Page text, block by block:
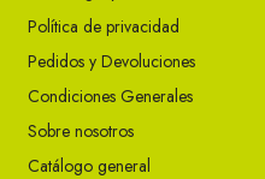
Política de privacidad
Pedidos y Devoluciones
Condiciones Generales
Sobre nosotros
Catálogo general